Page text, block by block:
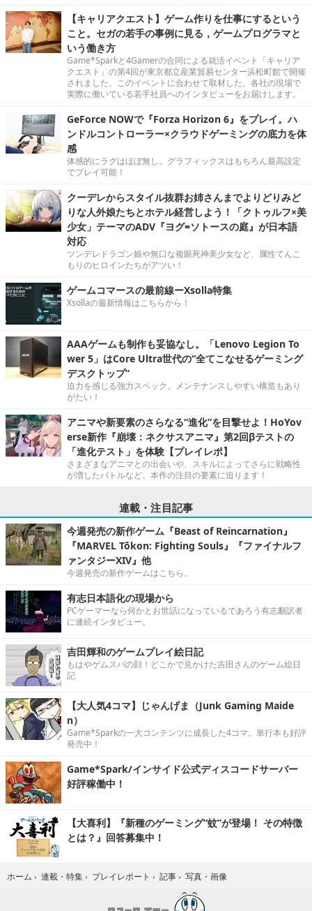
【キャリアクエスト】ゲーム作りを仕事にするという
こと。セガの若手の事例に見る，ゲームプログラマと
いう働き方
Game*Sparkと4Gamerの合同による就活イベント「キャリア
クエスト」の第4回が東京都立産業貿易センター浜松町館で開催
されました。このイベントに合わせて取材した、各社の現場で
実際に働いている若手社員へのインタビューをお届けします。
GeForce NOWで『Forza Horizon 6』をプレイ。ハ
ンドルコントローラー×クラウドゲーミングの底力を体
感
体感的にラグはほぼ無し。グラフィックスはもちろん最高設定
でプレイ可能！
クーデレからスタイル抜群お姉さんまでよりどりみど
りな人外娘たちとホテル経営しよう！「クトゥルフ×美
少女」テーマのADV『ヨグ=ソトースの庭』が日本語
対応
ツンデレドラゴン娘や無口な複眼死神美少女など、属性てんこ
もりのヒロインたちがアツい！
ゲームコマースの最前線ーXsolla特集
Xsollaの最新情報はこちらから！
AAAゲームも制作も妥協なし。「Lenovo Legion To
wer 5」はCore Ultra世代の“全てこなせるゲーミング
デスクトップ”
迫力を感じる強力スペック。メンテナンスしやすい構造もあり
がたい！
アニマや新要素のさらなる“進化”を目撃せよ！HoYov
erse新作『崩壊：ネクサスアニマ』第2回βテストの
「進化テスト」を体験【プレイレポ】
さまざまなアニマとの出会いや、スキルによってさらに戦略性
が増したバトルなど、本作の注目の要素に迫ります！
連載・注目記事
今週発売の新作ゲーム『Beast of Reincarnation』
『MARVEL Tōkon: Fighting Souls』『ファイナルフ
ァンタジーXIV』他
今週発売の新作ゲームはこちら。
有志日本語化の現場から
PCゲーマーなら何かとお世話になっているであろう有志翻訳者
に連続インタビュー。
吉田輝和のゲームプレイ絵日記
もはやゲムスパの顔！どこかで見かけた吉田さんのゲーム絵日
記
【大人気4コマ】じゃんげま（Junk Gaming Maide
n）
Game*Sparkの一大コンテンツに成長した4コマ。単行本も好評
発売中！
Game*Spark/インサイド公式ディスコードサーバー
好評稼働中！
【大喜利】『新種のゲーミング“蚊”が登場！ その特徴
とは？』回答募集中！
ホーム › 連載・特集 › プレイレポート › 記事 › 写真・画像